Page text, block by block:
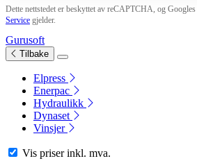
Dette nettstedet er beskyttet av reCAPTCHA, og Googles
Service gjelder.
Gurusoft
Tilbake
Elpress
Enerpac
Hydraulikk
Dynaset
Vinsjer
Vis priserinkl. mva.